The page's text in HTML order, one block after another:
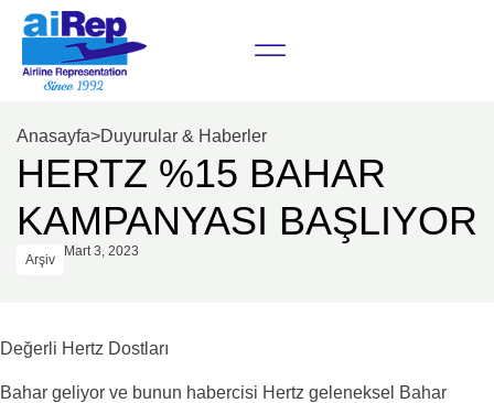
Anasayfa>Duyurular & Haberler
HERTZ %15 BAHAR
KAMPANYASI BAŞLIYOR
Arşiv
Mart 3, 2023
Değerli Hertz Dostları
Bahar geliyor ve bunun habercisi Hertz geleneksel Bahar